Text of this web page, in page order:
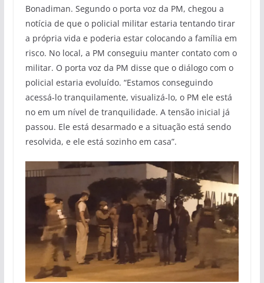
Bonadiman. Segundo o porta voz da PM, chegou a
notícia de que o policial militar estaria tentando tirar
a própria vida e poderia estar colocando a família em
risco. No local, a PM conseguiu manter contato com o
militar. O porta voz da PM disse que o diálogo com o
policial estaria evoluído. “Estamos conseguindo
acessá-lo tranquilamente, visualizá-lo, o PM ele está
no em um nível de tranquilidade. A tensão inicial já
passou. Ele está desarmado e a situação está sendo
resolvida, e ele está sozinho em casa”.